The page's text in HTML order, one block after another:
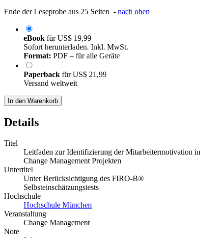
Ende der Leseprobe aus 25 Seiten - nach oben
eBook fürUS$ 19,99
Sofort herunterladen. Inkl. MwSt.
Format: PDF – für alle Geräte
Paperback fürUS$ 21,99
Versand weltweit
In den Warenkorb
Details
Titel
Leitfaden zur Identifizierung der Mitarbeitermotivation in
Change Management Projekten
Untertitel
Unter Berücksichtigung des FIRO-B®
Selbsteinschätzungstests
Hochschule
Hochschule München
Veranstaltung
Change Management
Note